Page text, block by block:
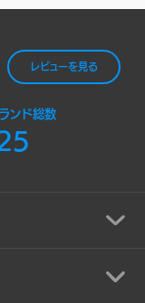
レビューを見る
ンド総数